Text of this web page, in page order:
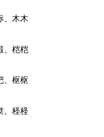
、木木
、桤桤
、枢枢
、柽柽